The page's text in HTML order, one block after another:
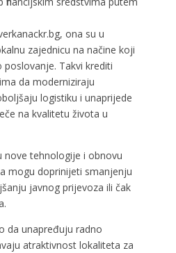
ona su u
zajednicu na načine koji
Takvi krediti
da moderniziraju
logistiku i unaprijede
na kvalitetu života u
nove tehnologije i obnovu
mogu doprinijeti smanjenju
javnog prijevoza ili čak
da unapređuju radno
atraktivnost lokaliteta za